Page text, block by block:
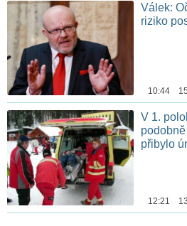
Válek:
riziko
10:44
V 1.
přibylo
12:21